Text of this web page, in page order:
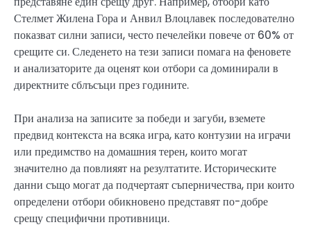
Стелмет Жилена Гора и Анвил Влоцлавек последователно
показват силни записи, често печелейки повече от 60% от
срещите си. Следенето на тези записи помага на феновете
и анализаторите да оценят кои отбори са доминирали в
директните сблъсъци през годините.
При анализа на записите за победи и загуби, вземете
предвид контекста на всяка игра, като контузии на играчи
или предимство на домашния терен, които могат
значително да повлияят на резултатите. Историческите
данни също могат да подчертаят съперничества, при които
определени отбори обикновено представят по-добре
срещу специфични противници.